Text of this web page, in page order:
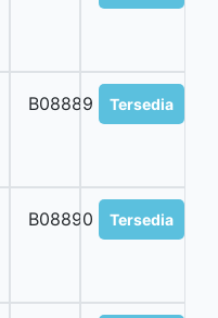
B08889 Tersedia
B08890 Tersedia